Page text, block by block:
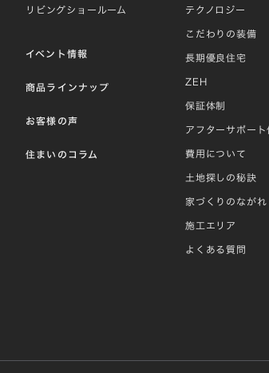
リビングショールーム
イベント情報
商品ラインナップ
お客様の声
住まいのコラム
テクノロジー
こだわりの装備
長期優良住宅
ZEH
保証体制
アフターサポート
費用について
土地探しの秘訣
家づくりのながれ
施工エリア
よくある質問